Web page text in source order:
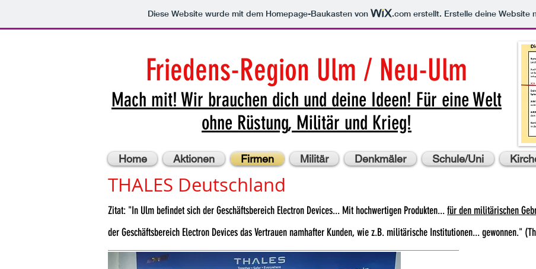
Diese Website wurde mit dem Homepage-Baukasten von .com erstellt. Erstelle deine Website
Friedens-Region Ulm / Neu-Ulm
Mach mit!Wir brauchen dich und deine Ideen! Für eine Welt
ohne Rüstung, Militär und Krieg!
Home Aktionen Firmen Militär Denkmäler Schule/Uni
THALES Deutschland
Zitat: "In Ulm befindet sich der Geschäftsbereich Electron Devices... Mit hochwertigen Produkten...für den militärischen
der Geschäftsbereich Electron Devices das Vertrauen namhafter Kunden, wie z.B. militärische Institutionen... gewonnen."